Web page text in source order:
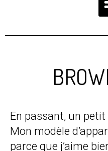
En passant, un
Mon modèle
parce que j’aime